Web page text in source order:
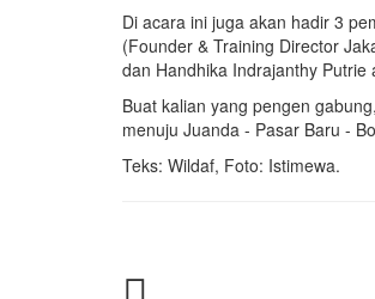
Di acara ini juga akan hadir 3
(Founder & Training Director
dan Handhika Indrajanthy Putrie
Buat kalian yang pengen
menuju Juanda - Pasar Baru -
Teks: Wildaf, Foto: Istimewa.